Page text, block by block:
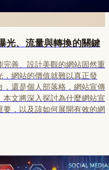
光、流量與轉換的關鍵
善、設計美觀的網站固然重
網站的價值就難以真正發
還是個人部落格，網站宣傳
文將深入探討為什麼網站宣
，以及該如何展開有效的網